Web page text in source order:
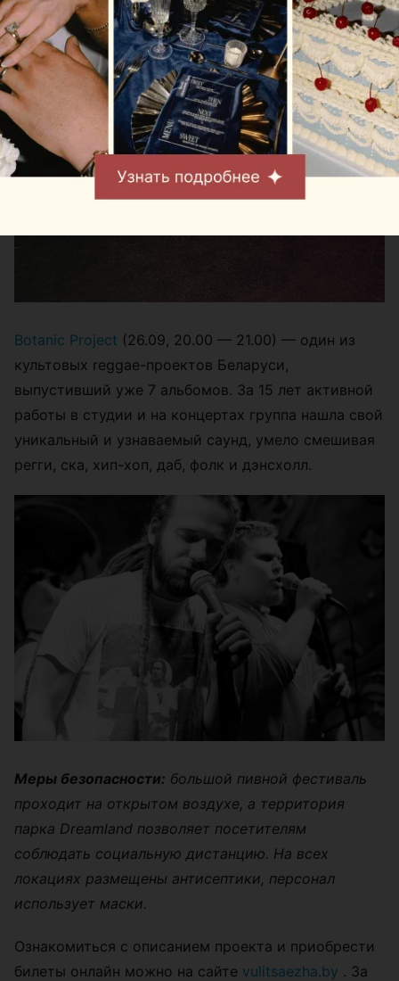
Botanic Project (26.09, 20.00 — 21.00) — один из
культовых reggae-проектов Беларуси,
выпустивший уже 7 альбомов. За 15 лет активной
работы в студии и на концертах группа нашла свой
уникальный и узнаваемый саунд, умело смешивая
регги, ска, хип-хоп, даб, фолк и дэнсхолл.
Меры безопасности: большой пивной фестиваль
проходит на открытом воздухе, а территория
парка Dreamland позволяет посетителям
соблюдать социальную дистанцию. На всех
локациях размещены антисептики, персонал
использует маски.
Ознакомиться с описанием проекта и приобрести
билеты онлайн можно на сайте vulitsaezha.by . За